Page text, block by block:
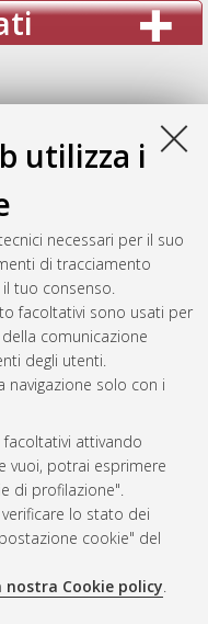
utilizza i
necessari per il suo
di tracciamento
tuo consenso.
facoltativi sono usati per
comunicazione
degli utenti.
navigazione solo con i
attivando
vuoi, potrai esprimere
di profilazione".
lo stato dei
cookie" del
nostra Cookie policy.